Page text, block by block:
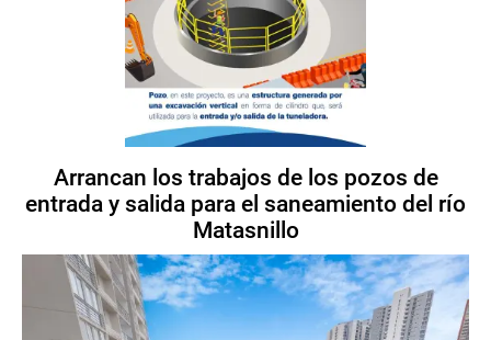
Arrancan los trabajos de los pozos de
entrada y salida para el saneamiento del río
Matasnillo